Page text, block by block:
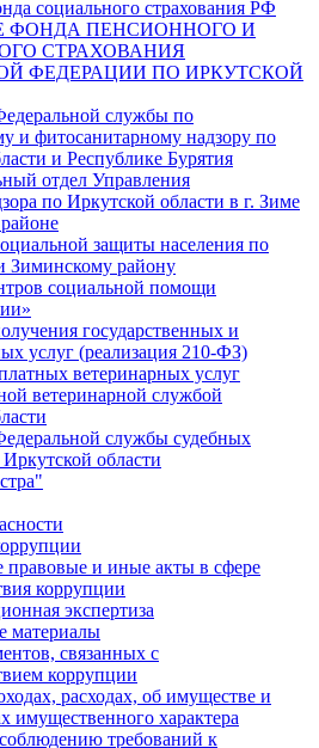
социального страхования РФ
ФОНДА ПЕНСИОННОГО И
СТРАХОВАНИЯ
ФЕДЕРАЦИИ ПО ИРКУТСКОЙ
службы по
и фитосанитарному надзору по
и Республике Бурятия
отдел Управления
по Иркутской области в г. Зиме
защиты населения по
Зиминскому району
социальной помощи
государственных и
услуг (реализация 210-ФЗ)
ветеринарных услуг
ветеринарной службой
службы судебных
области
и иные акты в сфере
коррупции
экспертиза
материалы
связанных с
коррупции
расходах, об имуществе и
имущественного характера
требований к